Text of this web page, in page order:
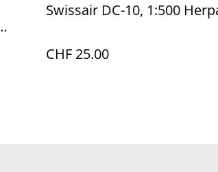
Swissair DC-10, 1:500
CHF 25.00